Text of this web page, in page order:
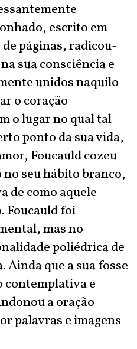
escrito em
páginas, radicou-
sua consciência e
unidos naquilo
o coração
o lugar no qual tal
ponto da sua vida,
Foucauld cozeu
seu hábito branco,
de como aquele
Foucauld foi
mas no
poliédrica de
que a sua fosse
contemplativa e
a oração
palavras e imagens